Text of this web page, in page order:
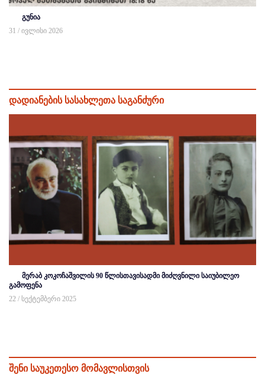
გუნია
31 / ივლისი 2026
დადიანების სასახლეთა საგანძური
მერაბ კოკოჩაშვილის 90 წლისთავისადმი მიძღვნილი საიუბილეო
გამოფენა
22 / სექტემბერი 2025
შენი საუკეთესო მომავლისთვის